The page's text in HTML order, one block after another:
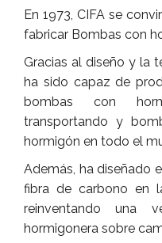
En 1973, CIFA se
fabricar Bombas con
Gracias al diseño y la
ha sido capaz de
bombas con
transportando y
hormigón en todo el
Además, ha diseñado
fibra de carbono en
reinventando una
hormigonera sobre